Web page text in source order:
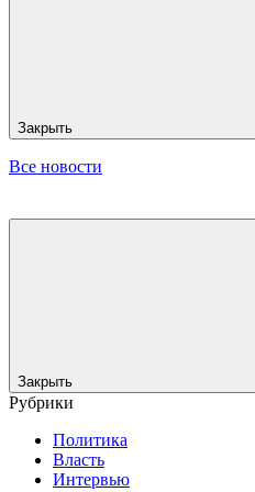
Закрыть
Все новости
Закрыть
Рубрики
Политика
Власть
Интервью